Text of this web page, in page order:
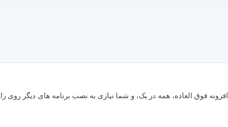
افزونه فوق العاده، همه در یک، و شما نیازی به نصب برنامه های دیگر روی